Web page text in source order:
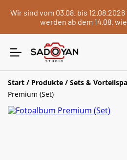
Wir sind vom 03.08. bis
werden ab dem 14.08.
Start / Produkte / Sets &
Premium (Set)